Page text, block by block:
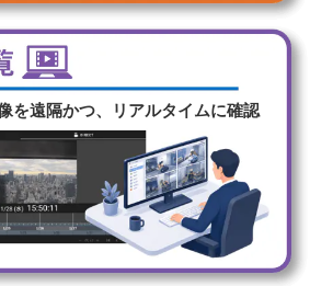
を遠隔かつ、リアルタイムに確認